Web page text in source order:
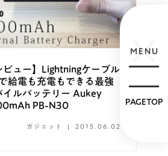
ビュー】Lightningケーブル
給電も充電もできる最強
イルバッテリー Aukey
PB-N30
ガジェット 2015.06.02
MENU
PAGETOP